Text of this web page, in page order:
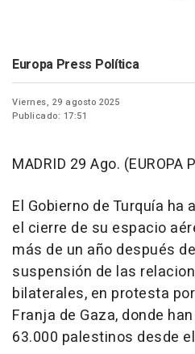
Europa Press Política
Viernes, 29 agosto 2025
Publicado: 17:51
MADRID 29 Ago. (EUROPA
El Gobierno de Turquía
el cierre de su espacio
más de un año después
suspensión de las
bilaterales, en protesta
Franja de Gaza, donde
63.000 palestinos desde